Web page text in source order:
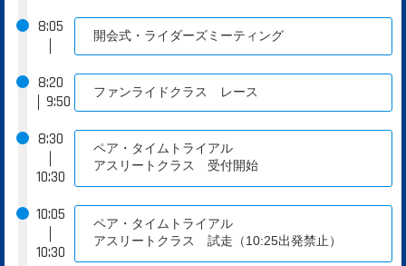
8:05
｜
開会式・ライダーズミーティング
8:20
｜9:50
ファンライドクラス レース
8:30
｜
10:30
ペア・タイムトライアル
アスリートクラス 受付開始
10:05
｜
10:30
ペア・タイムトライアル
アスリートクラス 試走（10:25出発禁止）